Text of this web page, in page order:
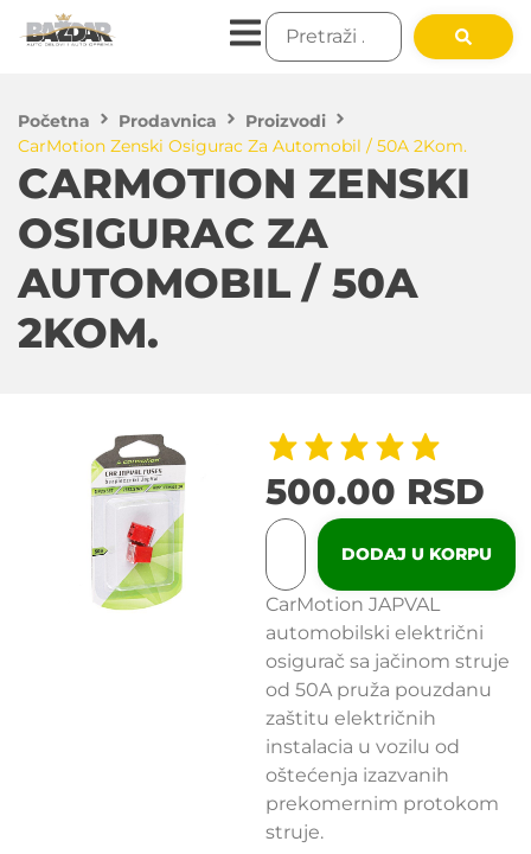
Početna Prodavnica
Proizvodi
CarMotion Zenski Osigurac Za Automobil / 50A 2Kom.
CARMOTION ZENSKI
OSIGURAC ZA
AUTOMOBIL / 50A
2KOM.
500.00 RSD
DODAJ U KORPU
CarMotion JAPVAL
automobilski električni
osigurač sa jačinom struje
od 50A pruža pouzdanu
zaštitu električnih
instalacia u vozilu od
oštećenja izazvanih
prekomernim protokom
struje.